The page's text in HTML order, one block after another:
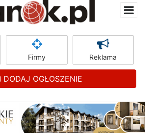
Firmy Reklama
DODAJ OGŁOSZENIE